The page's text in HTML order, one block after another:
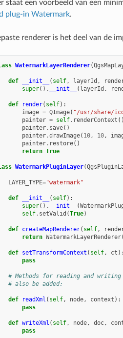
staat een voorbeeld van een
plug-in Watermark.
renderer is het deel van de
WatermarkLayerRenderer(
def __init__ ( self, layerId ,
super() . __init__ ( layerId ,
def render( self):
image = QImage( "/usr/share/
painter = self. renderContext ()
painter. save()
painter.drawImage( 10, 10,
painter. restore()
return True
WatermarkPluginLayer(
LAYER_TYPE="watermark"
def __init__ ( self):
super() . __init__ (
self. setValid (True)
def createMapRenderer( self,
return WatermarkLayerRenderer(
def setTransformContext ( self, ct ):
pass
# Methods for reading and
# also be added:
def readXml ( self, node, context ):
pass
def writeXml ( self, node, doc,
pass